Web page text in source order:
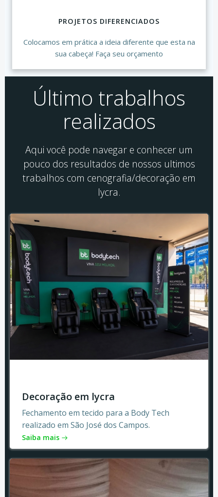
PROJETOS DIFERENCIADOS
Colocamos em prática a ideia diferente que esta na
sua cabeça! Faça seu orçamento
Último trabalhos
realizados
Aqui você pode navegar e conhecer um
pouco dos resultados de nossos ultimos
trabalhos com cenografia/decoração em
lycra.
Decoração em lycra
Fechamento em tecido para a Body Tech
realizado em São José dos Campos.
Saiba mais